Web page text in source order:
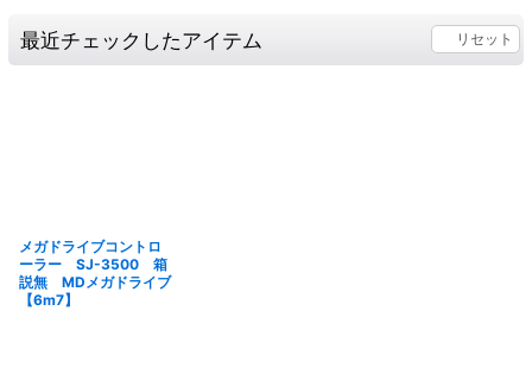
最近チェックしたアイテム リセット
メガドライブコントロ
ーラー SJ-3500 箱
説無 MDメガドライブ
【6m7】